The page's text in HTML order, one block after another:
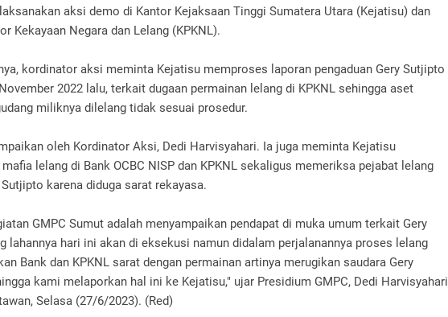
aksi demo di Kantor Kejaksaan Tinggi Sumatera Utara (Kejatisu) dan
Kekayaan Negara dan Lelang (KPKNL).
kordinator aksi meminta Kejatisu memproses laporan pengaduan Gery Sutjipto
2022 lalu, terkait dugaan permainan lelang di KPKNL sehingga aset
miliknya dilelang tidak sesuai prosedur.
oleh Kordinator Aksi, Dedi Harvisyahari. Ia juga meminta Kejatisu
lelang di Bank OCBC NISP dan KPKNL sekaligus memeriksa pejabat lelang
Sutjipto karena diduga sarat rekayasa.
GMPC Sumut adalah menyampaikan pendapat di muka umum terkait Gery
lahannya hari ini akan di eksekusi namun didalam perjalanannya proses lelang
Bank dan KPKNL sarat dengan permainan artinya merugikan saudara Gery
kami melaporkan hal ini ke Kejatisu," ujar Presidium GMPC, Dedi Harvisyahari
Selasa (27/6/2023). (Red)